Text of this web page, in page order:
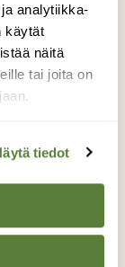
analytiikka-
käytät
näitä
tai joita on
tiedot
ajan jano.
8.7.2026